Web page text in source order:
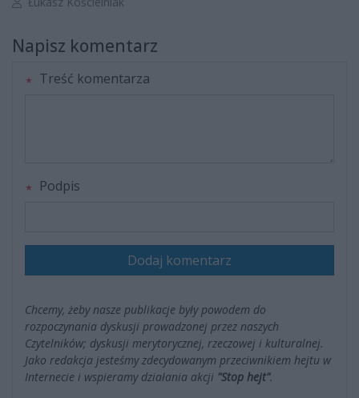
Napisz komentarz
Treść komentarza
Podpis
Dodaj komentarz
Chcemy, żeby nasze publikacje były powodem do
rozpoczynania dyskusji prowadzonej przez naszych
Czytelników; dyskusji merytorycznej, rzeczowej i kulturalnej.
Jako redakcja jesteśmy zdecydowanym przeciwnikiem hejtu w
Internecie i wspieramy działania akcji "Stop hejt".